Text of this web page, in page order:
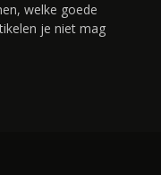
welke goede
je niet mag